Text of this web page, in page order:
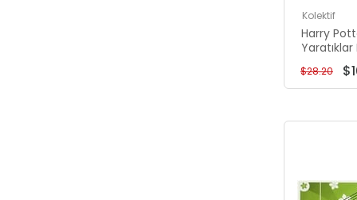
Kolektif
Harry
$28.20